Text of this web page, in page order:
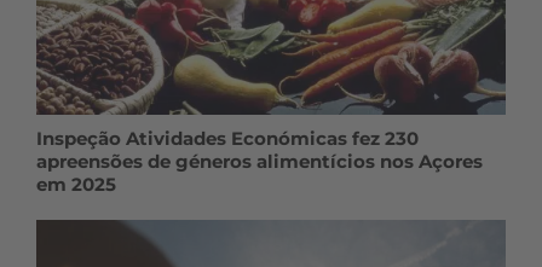
Inspeção Atividades Económicas fez 230
apreensões de géneros alimentícios nos Açores
em 2025